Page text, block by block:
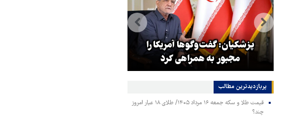
پزشکیان: گفت‌وگوها آمریکا را
مجبور به همراهی کرد
پربازدیدترین‌ مطالب
قیمت طلا و سکه جمعه ۱۶ مرداد ۱۴۰۵/ طلای ۱۸ عیار امروز
چند؟